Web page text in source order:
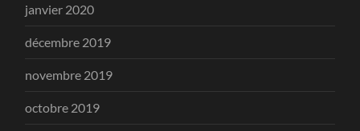
janvier 2020
décembre 2019
novembre 2019
octobre 2019